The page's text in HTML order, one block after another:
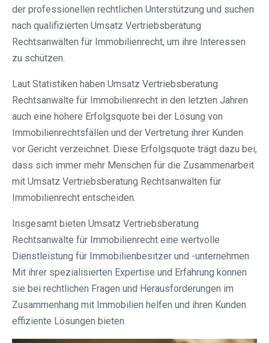
der professionellen rechtlichen Unterstützung und suchen
nach qualifizierten Umsatz Vertriebsberatung
Rechtsanwälten für Immobilienrecht, um ihre Interessen
zu schützen.
Laut Statistiken haben Umsatz Vertriebsberatung
Rechtsanwälte für Immobilienrecht in den letzten Jahren
auch eine höhere Erfolgsquote bei der Lösung von
Immobilienrechtsfällen und der Vertretung ihrer Kunden
vor Gericht verzeichnet. Diese Erfolgsquote trägt dazu bei,
dass sich immer mehr Menschen für die Zusammenarbeit
mit Umsatz Vertriebsberatung Rechtsanwälten für
Immobilienrecht entscheiden.
Insgesamt bieten Umsatz Vertriebsberatung
Rechtsanwälte für Immobilienrecht eine wertvolle
Dienstleistung für Immobilienbesitzer und -unternehmen.
Mit ihrer spezialisierten Expertise und Erfahrung können
sie bei rechtlichen Fragen und Herausforderungen im
Zusammenhang mit Immobilien helfen und ihren Kunden
effiziente Lösungen bieten.